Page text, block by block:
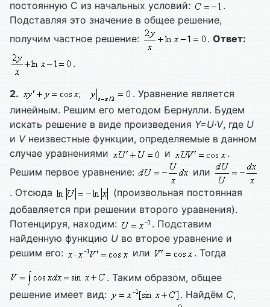
постоянную С из начальных условий:
.
Подставляя это значение в общее решение,
получим частное решение:
. Ответ:
.
2.
. Уравнение является
линейным. Решим его методом Бернулли. Будем
искать решение в виде произведения Y=U∙V, где U
и Vнеизвестные функции, определяемые в данном
случае уравнениями
и
.
Решим первое уравнение:
или
. Отсюда
(произвольная постоянная
добавляется при решении второго уравнения).
Потенцируя, находим:
. Подставим
найденную функцию U во второе уравнение и
решим его:
или . Тогда
. Таким образом, общее
решение имеет вид:
. Найдём C,